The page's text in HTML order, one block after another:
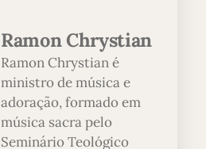
Ramon Chrystian
Ramon Chrystian é
ministro de música e
adoração, formado em
música sacra pelo
Seminário Teológico